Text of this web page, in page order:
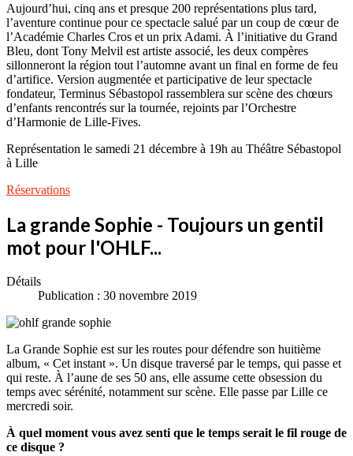
Aujourd’hui, cinq ans et presque 200 représentations plus tard,
l’aventure continue pour ce spectacle salué par un coup de cœur de
l’Académie Charles Cros et un prix Adami. À l’initiative du Grand
Bleu, dont Tony Melvil est artiste associé, les deux compères
sillonneront la région tout l’automne avant un final en forme de feu
d’artifice. Version augmentée et participative de leur spectacle
fondateur, Terminus Sébastopol rassemblera sur scène des chœurs
d’enfants rencontrés sur la tournée, rejoints par l’Orchestre
d’Harmonie de Lille-Fives.
Représentation le samedi 21 décembre à 19h au Théâtre Sébastopol
à Lille
Réservations
La grande Sophie - Toujours un gentil
mot pour l'OHLF...
Détails
Publication : 30 novembre 2019
La Grande Sophie est sur les routes pour défendre son huitième
album, « Cet instant ». Un disque traversé par le temps, qui passe et
qui reste. À l’aune de ses 50 ans, elle assume cette obsession du
temps avec sérénité, notamment sur scène. Elle passe par Lille ce
mercredi soir.
À quel moment vous avez senti que le temps serait le fil rouge de
ce disque ?